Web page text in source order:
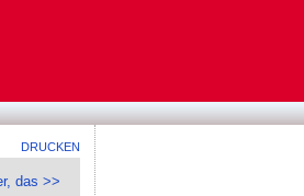
DRUCKEN
das >>